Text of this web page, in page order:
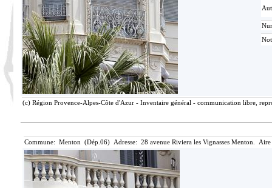
(c) Région Provence-Alpes-Côte d'Azur - Inventaire général - communication libre,
Commune: Menton (Dép.06) Adresse: 28 avenue Riviera les Vignasses Menton.